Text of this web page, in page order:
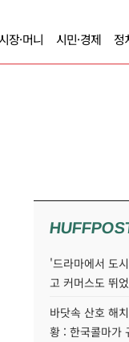
장·머니 시민·경제 정
'드라마에서 도
고 커머스도 뛰
바닷속 산호 해
황 : 한국콜마가